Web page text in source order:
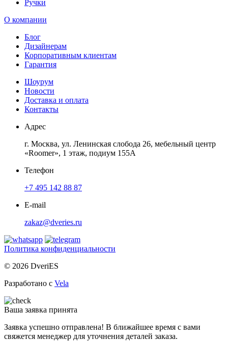
Ручки
О компании
Блог
Дизайнерам
Корпоративным клиентам
Гарантия
Шоурум
Новости
Доставка и оплата
Контакты
Адрес
г. Москва, ул. Ленинская слобода 26, мебельный центр
«Roomer», 1 этаж, подиум 155А
Телефон
+7 495 142 88 87
E-mail
zakaz@dveries.ru
Политика конфиденциальности
© 2026 DveriES
Разработано с Vela
Ваша заявка принята
Заявка успешно отправлена! В ближайшее время с вами
свяжется менеджер для уточнения деталей заказа.